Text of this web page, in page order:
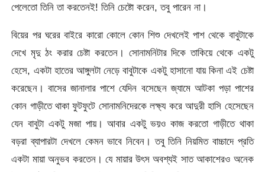
পেলেতো তিনি তা করতেনই! তিনি চেষ্টো করেন, তবু পারেন না।
বিয়ের পর ঘরের বাইরে কারো কোলে কোন শিশু দেখলেই পাশ থেকে বাবুটাকে
দেখে মৃদু ঠং করার চেষ্টা করতেন। সোনামনিটার দিকে তাকিয়ে থেকে একটু
হেসে, একটা হাতের আঙ্গুলটা নেড়ে বাবুটাকে একটু হাসানো যায় কিনা এই চেষ্টা
করেছেন। বাসের জানালার পাশে যেদিন বসেছেন জ্যামে আটকা পড়া পাশের
কোন গাড়ীতে থাকা ফুটফুটে সোনামনিদেরকে লক্ষ্য করে আদুরী হাসি হেসেছেন
যেন বাবুটা একটু মজা পায়। আবার একটু ভয়ও কাজ করতো গাড়ীতে থাকা
বড়রা ব্যাপারটা দেখলে কেমন ভাবে নিবেন। তবু তিনি নিয়মিত বাচ্চাদে প্রতি
একটা মায়া অনুভব করতেন। যে মায়ার উৎস অবশ্যই সাত আকাশেরও অনেক